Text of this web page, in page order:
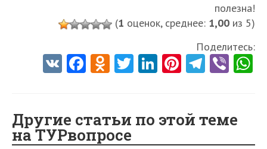
полезна!
(1 оценок, среднее: 1,00 из 5)
Поделитесь:
V Fa
o
o
O
o
kl
T
er
Li
dI
n
Pi
es
t
Te
a
m
Vi
Другие статьи по этой теме
на ТУРвопросе